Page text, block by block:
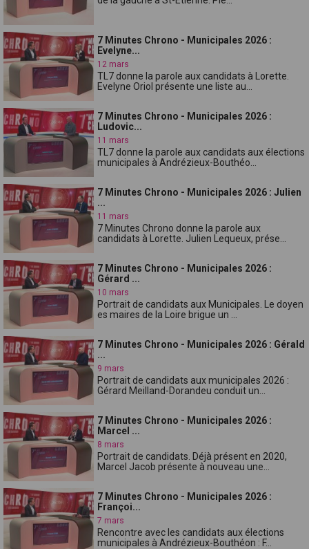
7 Minutes Chrono - Municipales 2026 :
Evelyne...
12 mars
TL7 donne la parole aux candidats à Lorette.
Evelyne Oriol présente une liste au...
7 Minutes Chrono - Municipales 2026 :
Ludovic...
11 mars
TL7 donne la parole aux candidats aux élections
municipales à Andrézieux-Bouthéo...
7 Minutes Chrono - Municipales 2026 : Julien
...
11 mars
7 Minutes Chrono donne la parole aux
candidats à Lorette. Julien Lequeux, prése...
7 Minutes Chrono - Municipales 2026 :
Gérard ...
10 mars
Portrait de candidats aux Municipales. Le doyen
es maires de la Loire brigue un ...
7 Minutes Chrono - Municipales 2026 : Gérald
...
9 mars
Portrait de candidats aux municipales 2026 :
Gérard Meilland-Dorandeu conduit un...
7 Minutes Chrono - Municipales 2026 :
Marcel ...
8 mars
Portrait de candidats. Déjà présent en 2020,
Marcel Jacob présente à nouveau une...
7 Minutes Chrono - Municipales 2026 :
Françoi...
7 mars
Rencontre avec les candidats aux élections
municipales à Andrézieux-Bouthéon : F...